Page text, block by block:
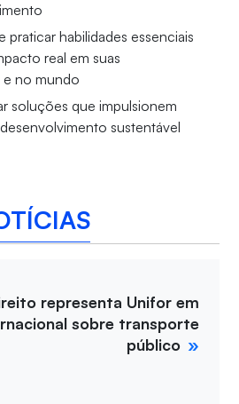
praticar habilidades essenciais
real em suas
no mundo
soluções que impulsionem
sustentável
representa Unifor em
sobre transporte
público